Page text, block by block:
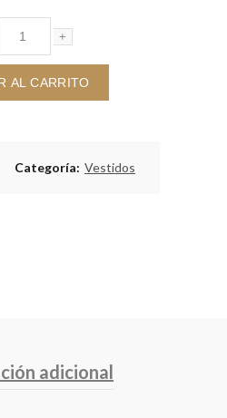
blanco cantidad
AL CARRITO
Categoría: Vestidos
adicional